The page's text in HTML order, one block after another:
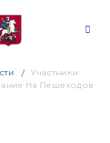
Участники
На Пешеходов